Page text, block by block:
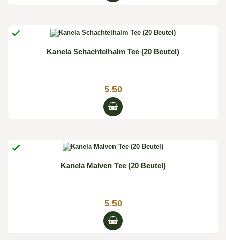

Kanela Schachtelhalm Tee (20 Beutel)
5.50

Kanela Malven Tee (20 Beutel)
5.50